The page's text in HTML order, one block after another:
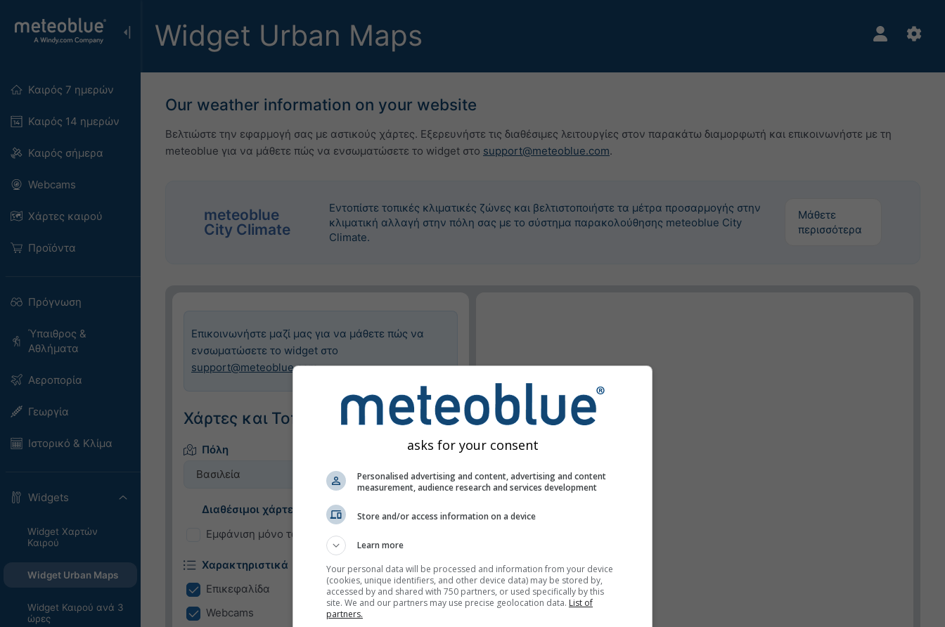
Καιρός 7 ημερών
Καιρός 14 ημερών
Καιρός σήμερα
Webcams
Χάρτες καιρού
Προϊόντα
Πρόγνωση
Ύπαιθρος &
Αθλήματα
Αεροπορία
Γεωργία
Ιστορικό & Κλίμα
Widgets
Widget Χαρτών
Καιρού
Widget Urban Maps
Widget Καιρού ανά 3
ώρες
Widget Urban Maps
Our weather information on your website
Βελτιώστε την εφαρμογή σας με αστικούς χάρτες. Εξερευνήστε τις διαθέσιμες λειτουργίες στον παρακάτω διαμορφωτή και επικοινωνήστε με τη
meteoblue για να μάθετε πώς να ενσωματώσετε το widget στο support@meteoblue.com.
meteoblue
City Climate
Εντοπίστε τοπικές κλιματικές ζώνες και βελτιστοποιήστε τα μέτρα προσαρμογής στην
κλιματική αλλαγή στην πόλη σας με το σύστημα παρακολούθησης meteoblue City
Climate.
Μάθετε
περισσότερα
Επικοινωνήστε μαζί μας για να μάθετε πώς να
ενσωματώσετε το widget στο
support@meteoblue.com.
Χάρτες και Τοποθεσία
Πόλη
Βασιλεία
Διαθέσιμοι χάρτες
Εμφάνιση μόνο των επιλεγμένων χαρτών
Χαρακτηριστικά
Επικεφαλίδα
Webcams
asks for your consent
Personalised advertising and content, advertising and content
measurement, audience research and services development
Store and/or access information on a device
Learn more
Your personal data will be processed and information from your device
(cookies, unique identifiers, and other device data) may be stored by,
accessed by and shared with 750 partners, or used specifically by this
site. We and our partners may use precise geolocation data. List of
partners.